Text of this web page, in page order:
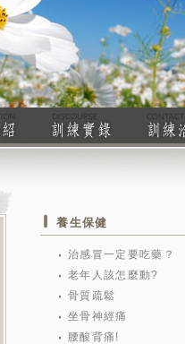
養生保健
治感冒一定要吃藥？
老年人該怎麼動?
骨質疏鬆
坐骨神經痛
腰酸背痛!